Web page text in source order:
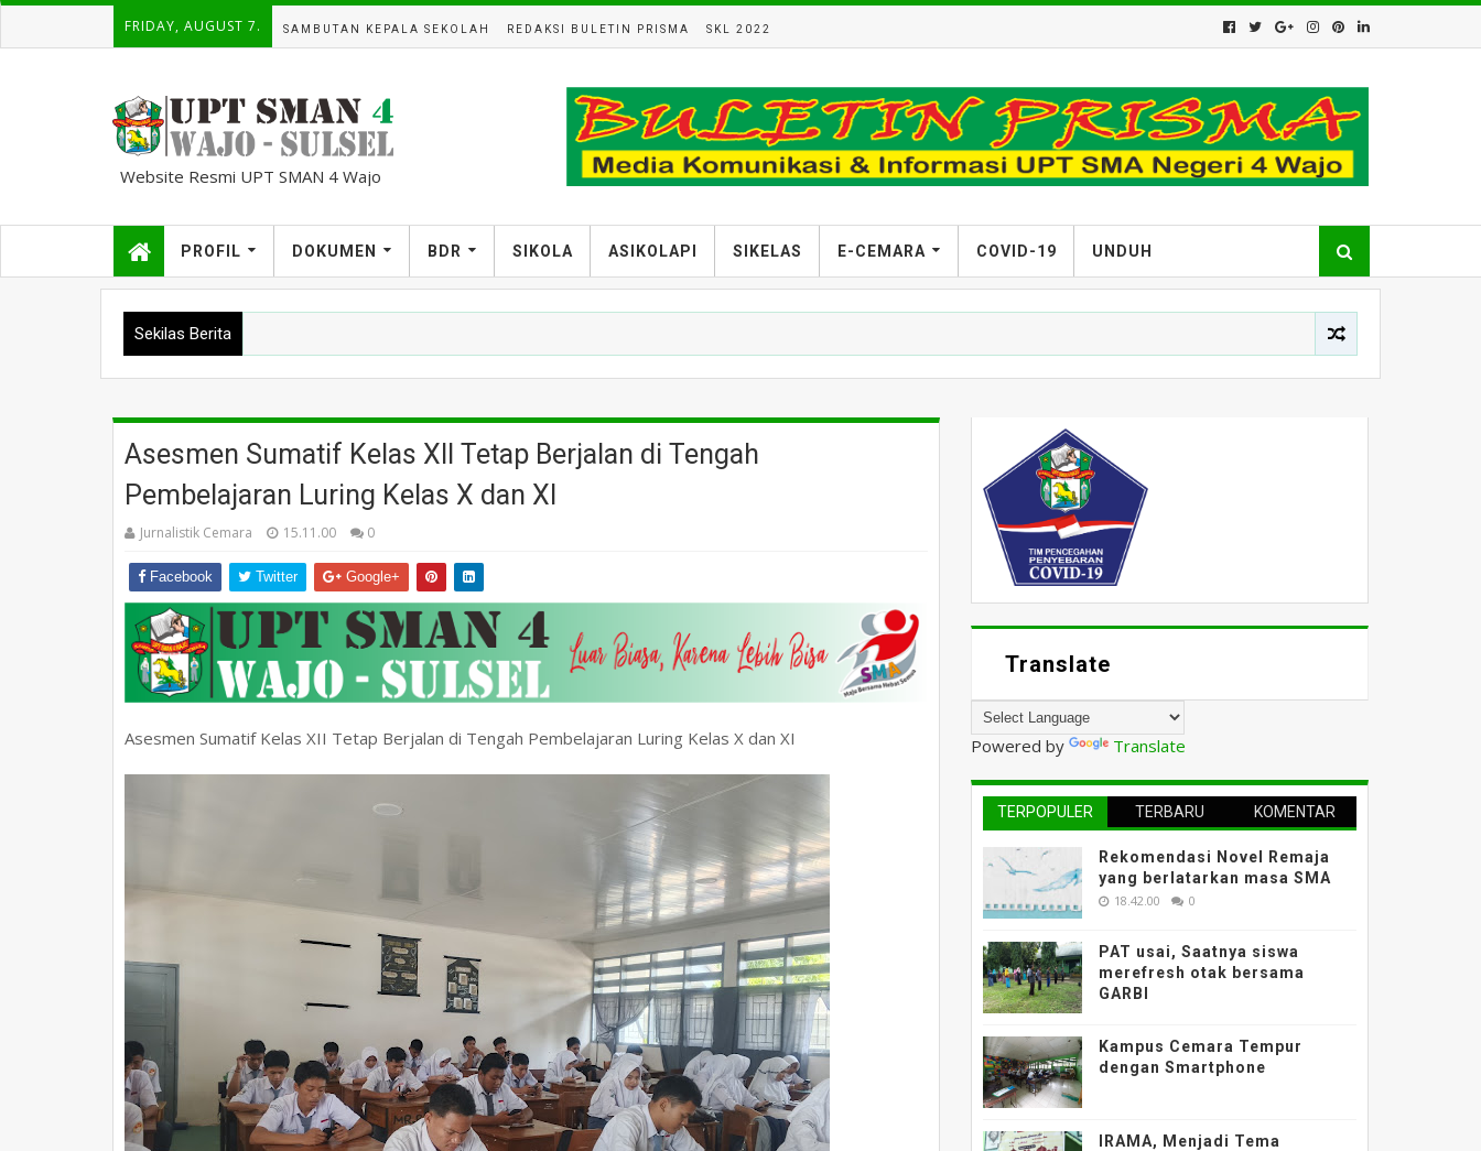
FRIDAY, AUGUST 7. SAMBUTAN KEPALA SEKOLAH REDAKSI BULETIN PRISMA SKL 2022
Website Resmi UPT SMAN 4 Wajo
PROFIL DOKUMEN BDR SIKOLA ASIKOLAPI SIKELAS E-CEMARA COVID-19 UNDUH
Sekilas Berita
Asesmen Sumatif Kelas XII Tetap Berjalan di Tengah
Pembelajaran Luring Kelas X dan XI
Jurnalistik Cemara 15.11.00 0
Facebook Twitter Google+
Asesmen Sumatif Kelas XII Tetap Berjalan di Tengah Pembelajaran Luring Kelas X dan XI
Translate
Powered by Translate
TERPOPULER TERBARU KOMENTAR
Rekomendasi Novel Remaja
yang berlatarkan masa SMA
18.42.00 0
PAT usai, Saatnya siswa
merefresh otak bersama
GARBI
Kampus Cemara Tempur
dengan Smartphone
IRAMA, Menjadi Tema